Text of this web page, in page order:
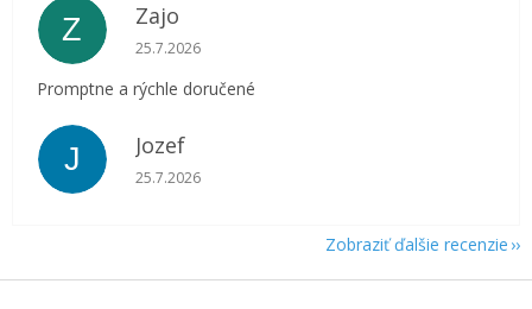
Z Zajo
Hodnotenie obchodu je 5 z 5 hviezdičiek.
25.7.2026
Promptne a rýchle doručené
J Jozef
Hodnotenie obchodu je 5 z 5 hviezdičiek.
25.7.2026
Zobraziť ďalšie recenzie
Z